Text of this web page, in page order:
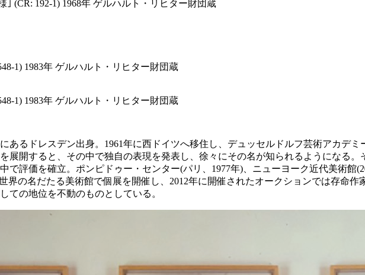
(CR: 192-1) 1968年 ゲルハルト・リヒター財団蔵
1) 1983年 ゲルハルト・リヒター財団蔵
1) 1983年 ゲルハルト・リヒター財団蔵
あるドレスデン出身。1961年に西ドイツへ移住し、デュッセルドルフ芸術アカデ
展開すると、その中で独自の表現を発表し、徐々にその名が知られるようになる
で評価を確立。ポンピドゥー・センター(パリ、1977年)、ニューヨーク近代美術館
界の名だたる美術館で個展を開催し、2012年に開催されたオークションでは存命
ての地位を不動のものとしている。